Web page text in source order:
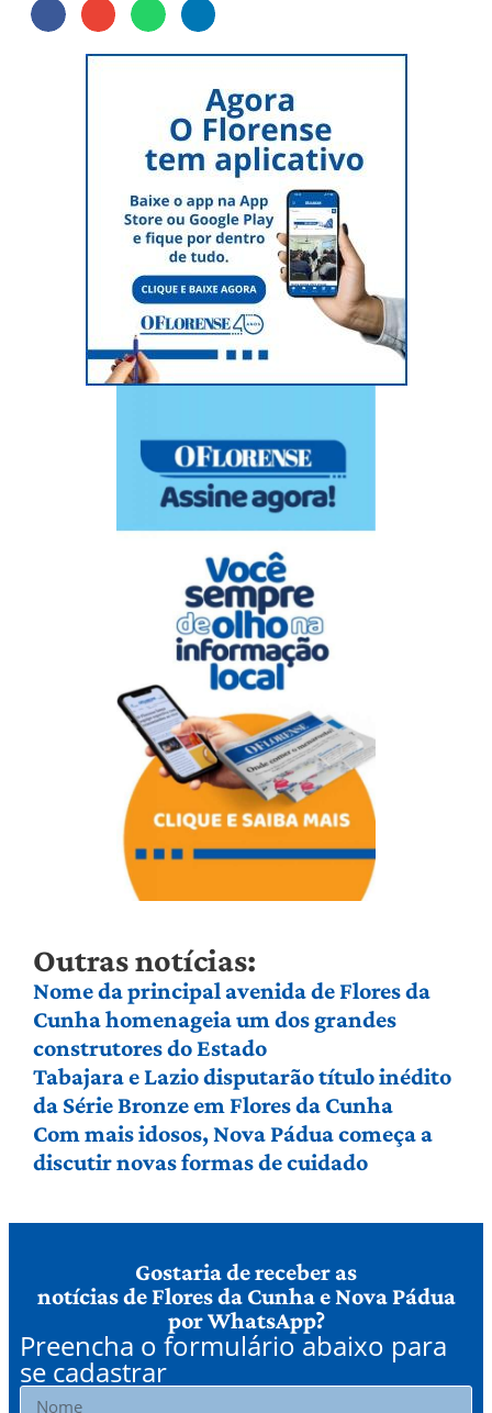
Outras notícias:
Nome da principal avenida de Flores da
Cunha homenageia um dos grandes
construtores do Estado
Tabajara e Lazio disputarão título inédito
da Série Bronze em Flores da Cunha
Com mais idosos, Nova Pádua começa a
discutir novas formas de cuidado
Gostaria de receber as
notícias de Flores da Cunha e Nova Pádua
por WhatsApp?
Preencha o formulário abaixo para
se cadastrar